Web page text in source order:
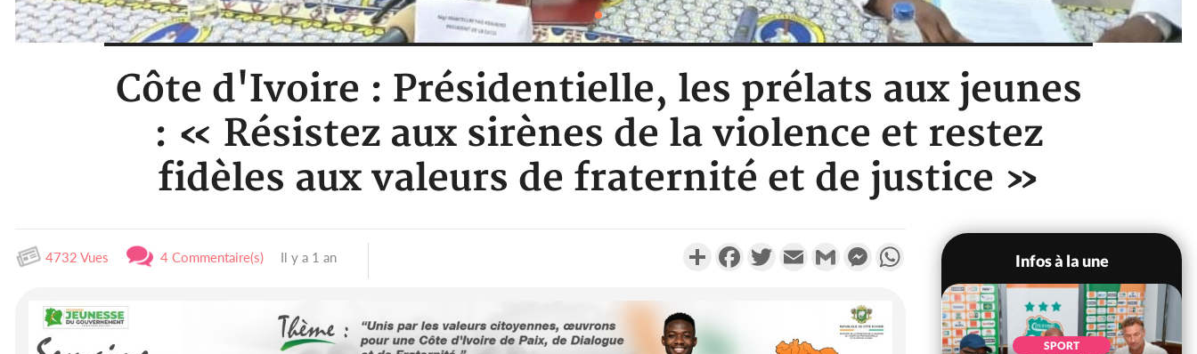
Côte d'Ivoire : Présidentielle, les prélats aux jeunes
: « Résistez aux sirènes de la violence et restez
fidèles aux valeurs de fraternité et de justice »
4732 Vues 4 Commentaire(s) Il y a 1 an PartagerFacebookTwitterEmail Gmail MessengerWhatsApp
Infos à la une
POLITIQUE SPORT